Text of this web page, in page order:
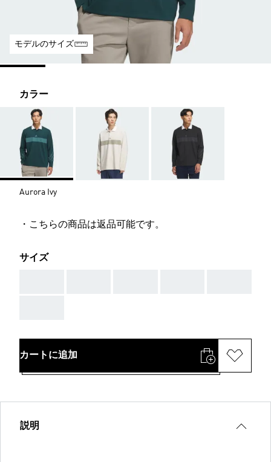
モデルのサイズ
カラー
Aurora Ivy
・こちらの商品は返品可能です。
サイズ
カートに追加
説明